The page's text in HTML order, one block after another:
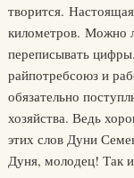
творится.
километров. Можно
переписывать
райпотребсоюз и
обязательно
хозяйства. Ведь
этих слов Дуни
Дуня, молодец! Так